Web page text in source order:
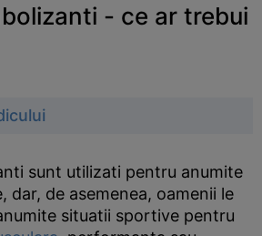
- ce ar trebui
sunt utilizati pentru anumite
dar, de asemenea, oamenii le
situatii sportive pentru